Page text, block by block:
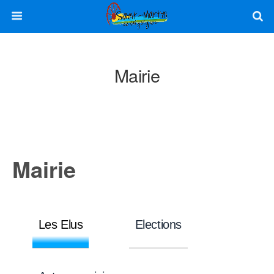
Mairie
Mairie
Les Elus Elections